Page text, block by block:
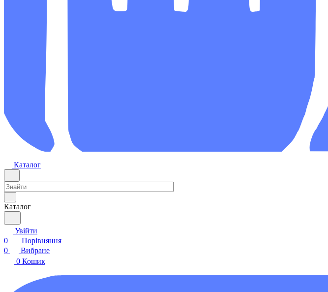
Каталог
Каталог
Увійти
0
Порівняння
0
Вибране
0 Кошик